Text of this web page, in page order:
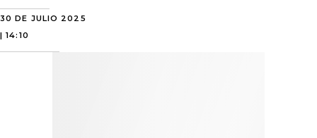
30 DE JULIO 2025
| 14:10